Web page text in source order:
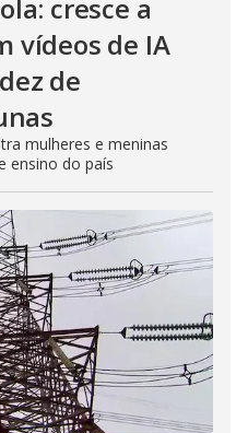
cresce a
vídeos de IA
de
mulheres e meninas
ensino do país